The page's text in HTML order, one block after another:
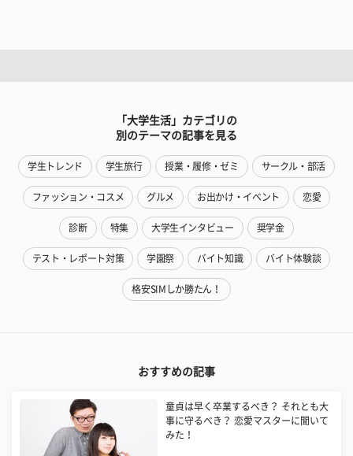
「大学生活」カテゴリの
別のテーマの記事を見る
学生トレンド 学生旅行 授業・履修・ゼミ サークル・部活
ファッション・コスメ グルメ お出かけ・イベント 恋愛
診断 特集 大学生インタビュー 奨学金
テスト・レポート対策 学園祭 バイト知識 バイト体験談
格安SIMしか勝たん！
おすすめの記事
童貞は早く卒業するべき？ それとも大
事に守るべき？ 恋愛マスターに聞いて
みた！